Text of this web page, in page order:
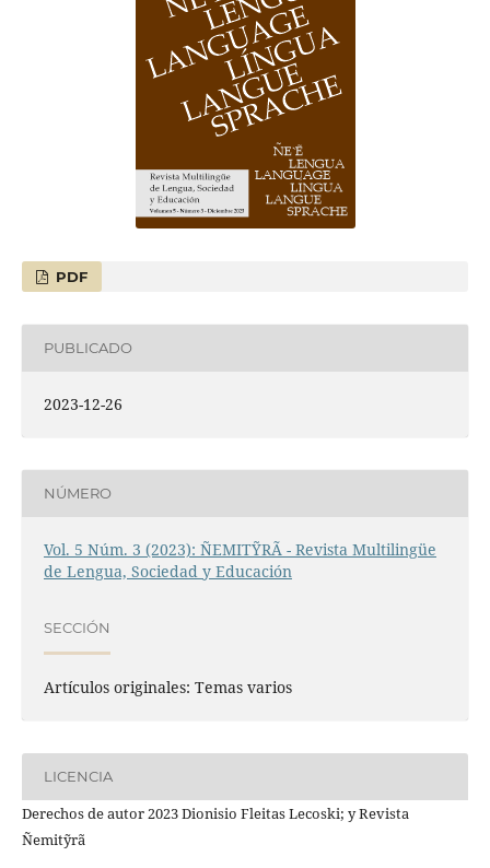
PDF
PUBLICADO
2023-12-26
NÚMERO
Vol. 5 Núm. 3 (2023): ÑEMITỸRÃ - Revista Multilingüe
de Lengua, Sociedad y Educación
SECCIÓN
Artículos originales: Temas varios
LICENCIA
Derechos de autor 2023 Dionisio Fleitas Lecoski; y Revista
Ñemitỹrã